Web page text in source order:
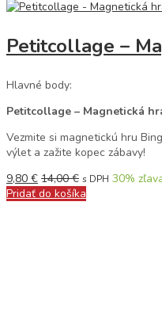
Petitcollage –
Hlavné body:
Petitcollage – Magnetická
Vezmite si magnetickú hru
výlet a zažite kopec zábavy!
9,80 € 14,00€ s DPH 30%
Pridať do košíka